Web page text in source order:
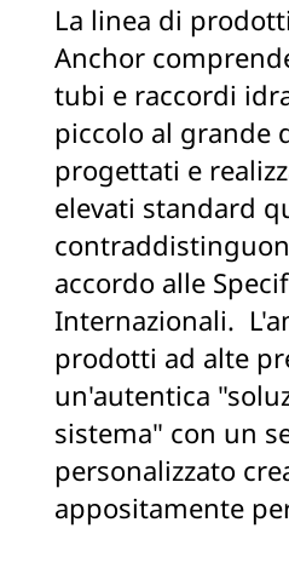
La linea di
Anchor
tubi e raccordi
piccolo al grande
progettati e
elevati standard
accordo alle
Internazionali.
prodotti ad alte
un'autentica
sistema" con un
personalizzato
appositamente